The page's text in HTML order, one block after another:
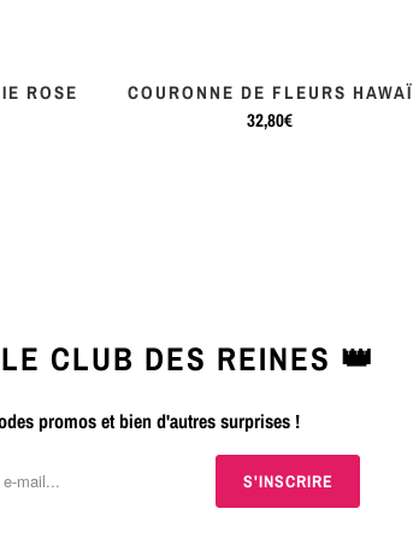
ROSE
COURONNE DE FLEURS HAWAÏ
32,80€
CLUB DES REINES 👑
promos et bien d'autres surprises !